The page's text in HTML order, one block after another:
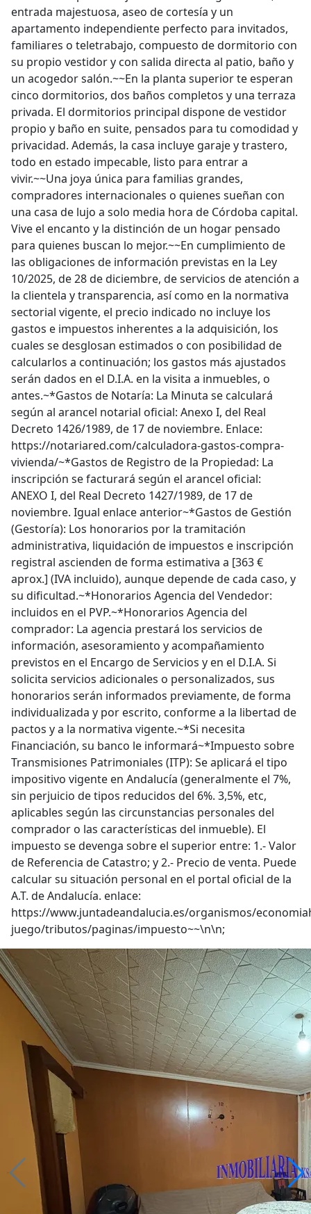
entrada majestuosa, aseo de cortesía y un
apartamento independiente perfecto para invitados,
familiares o teletrabajo, compuesto de dormitorio con
su propio vestidor y con salida directa al patio, baño y
un acogedor salón.~~En la planta superior te esperan
cinco dormitorios, dos baños completos y una terraza
privada. El dormitorios principal dispone de vestidor
propio y baño en suite, pensados para tu comodidad y
privacidad. Además, la casa incluye garaje y trastero,
todo en estado impecable, listo para entrar a
vivir.~~Una joya única para familias grandes,
compradores internacionales o quienes sueñan con
una casa de lujo a solo media hora de Córdoba capital.
Vive el encanto y la distinción de un hogar pensado
para quienes buscan lo mejor.~~En cumplimiento de
las obligaciones de información previstas en la Ley
10/2025, de 28 de diciembre, de servicios de atención a
la clientela y transparencia, así como en la normativa
sectorial vigente, el precio indicado no incluye los
gastos e impuestos inherentes a la adquisición, los
cuales se desglosan estimados o con posibilidad de
calcularlos a continuación; los gastos más ajustados
serán dados en el D.I.A. en la visita a inmuebles, o
antes.~*Gastos de Notaría: La Minuta se calculará
según al arancel notarial oficial: Anexo I, del Real
Decreto 1426/1989, de 17 de noviembre. Enlace:
https://notariared.com/calculadora-gastos-compra-
vivienda/~*Gastos de Registro de la Propiedad: La
inscripción se facturará según el arancel oficial:
ANEXO I, del Real Decreto 1427/1989, de 17 de
noviembre. Igual enlace anterior~*Gastos de Gestión
(Gestoría): Los honorarios por la tramitación
administrativa, liquidación de impuestos e inscripción
registral ascienden de forma estimativa a [363 €
aprox.] (IVA incluido), aunque depende de cada caso, y
su dificultad.~*Honorarios Agencia del Vendedor:
incluidos en el PVP.~*Honorarios Agencia del
comprador: La agencia prestará los servicios de
información, asesoramiento y acompañamiento
previstos en el Encargo de Servicios y en el D.I.A. Si
solicita servicios adicionales o personalizados, sus
honorarios serán informados previamente, de forma
individualizada y por escrito, conforme a la libertad de
pactos y a la normativa vigente.~*Si necesita
Financiación, su banco le informará~*Impuesto sobre
Transmisiones Patrimoniales (ITP): Se aplicará el tipo
impositivo vigente en Andalucía (generalmente el 7%,
sin perjuicio de tipos reducidos del 6%. 3,5%, etc,
aplicables según las circunstancias personales del
comprador o las características del inmueble). El
impuesto se devenga sobre el superior entre: 1.- Valor
de Referencia de Catastro; y 2.- Precio de venta. Puede
calcular su situación personal en el portal oficial de la
A.T. de Andalucía. enlace:
https://www.juntadeandalucia.es/organismos/
juego/tributos/paginas/impuesto~~\n\n;